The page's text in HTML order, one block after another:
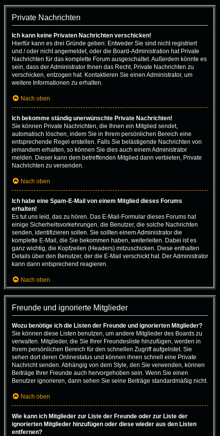
Private Nachrichten
Ich kann keine Privaten Nachrichten verschicken!
Hierfür kann es drei Gründe geben: Entweder Sie sind nicht registriert
und / oder nicht angemeldet, oder die Board-Administration hat Private
Nachrichten für das komplette Forum ausgeschaltet. Außerdem könnte es
sein, dass der Administrator Ihnen das Recht, Private Nachrichten zu
verschicken, entzogen hat. Kontaktieren Sie einen Administrator, um
weitere Informationen zu erhalten.
Nach oben
Ich bekomme ständig unerwünschte Private Nachrichten!
Sie können Private Nachrichten, die Ihnen ein Mitglied sendet,
automatisch löschen, indem Sie in Ihrem persönlichen Bereich eine
entsprechende Regel erstellen. Falls Sie belästigende Nachrichten von
jemandem erhalten, so können Sie dies auch einem Administrator
melden. Dieser kann dem betreffenden Mitglied dann verbieten, Private
Nachrichten zu versenden.
Nach oben
Ich habe eine Spam-E-Mail von einem Mitglied dieses Forums
erhalten!
Es tut uns leid, das zu hören. Das E-Mail-Formular dieses Forums hat
einige Sicherheitsvorkehrungen, die Benutzer, die solche Nachrichten
senden, identifizieren sollen. Sie sollten einem Administrator die
komplette E-Mail, die Sie bekommen haben, weiterleiten. Dabei ist es
ganz wichtig, die Kopfzeilen (Headers) mitzuschicken. Diese enthalten
Details über den Benutzer, der die E-Mail verschickt hat. Der Administrator
kann dann entsprechend reagieren.
Nach oben
Freunde und ignorierte Mitglieder
Wozu benötige ich die Listen der Freunde und ignorierten Mitglieder?
Sie können diese Listen benutzen, um andere Mitglieder des Boards zu
verwalten. Mitglieder, die Sie Ihrer Freundesliste hinzufügen, werden in
Ihrem persönlichen Bereich für den schnellen Zugriff aufgelistet. Sie
sehen dort deren Onlinestatus und können ihnen schnell eine Private
Nachricht senden. Abhängig von dem Style, den Sie verwenden, können
Beiträge Ihrer Freunde auch hervorgehoben sein. Wenn Sie einen
Benutzer ignorieren, dann sehen Sie seine Beiträge standardmäßig nicht.
Nach oben
Wie kann ich Mitglieder zur Liste der Freunde oder zur Liste der
ignorierten Mitglieder hinzufügen oder diese wieder aus den Listen
entfernen?